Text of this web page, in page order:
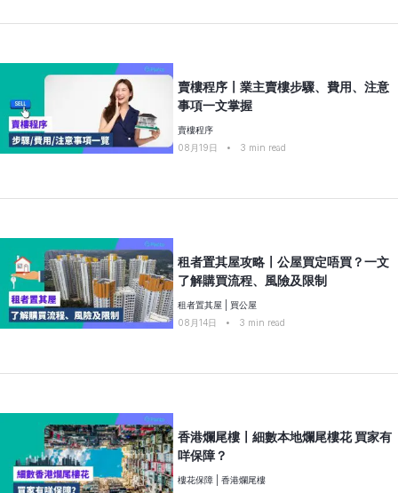
賣樓程序〡業主賣樓步驟、費用、注意
事項一文掌握
賣樓程序
08月19日
• 3 min read
租者置其屋攻略〡公屋買定唔買？一文
了解購買流程、風險及限制
租者置其屋
買公屋
08月14日
• 3 min read
香港爛尾樓〡細數本地爛尾樓花 買家有
咩保障？
樓花保障
香港爛尾樓